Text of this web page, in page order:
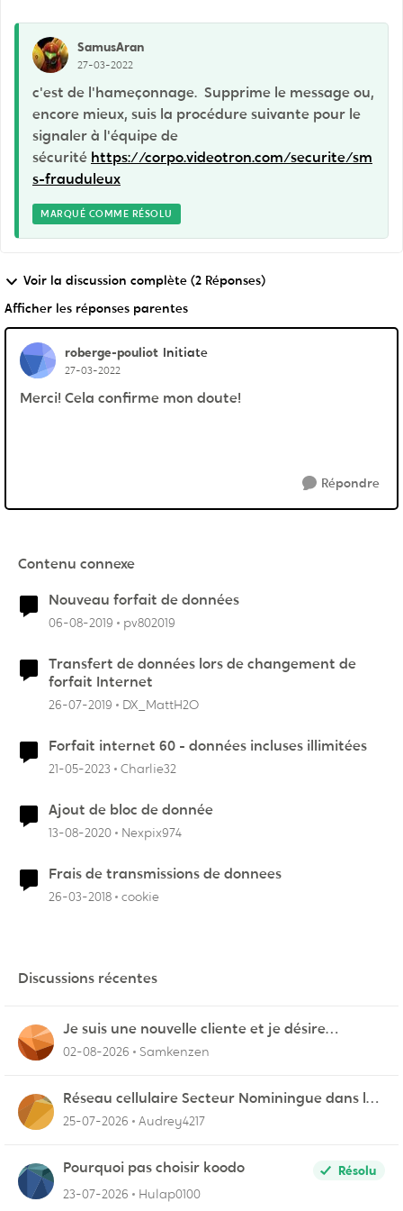
SamusAran
27-03-2022
c'est de l'hameçonnage. Supprime le message ou,
encore mieux, suis la procédure suivante pour le
signaler à l'équipe de
sécurité https://corpo.videotron.com/securite/sm
s-frauduleux
MARQUÉ COMME RÉSOLU
Voir la discussion complète (2 Réponses)
Afficher les réponses parentes
roberge-pouliot Initiate
27-03-2022
Merci! Cela confirme mon doute!
Répondre
Contenu connexe
Nouveau forfait de données
06-08-2019 pv802019
Transfert de données lors de changement de
forfait Internet
26-07-2019 DX_MattH2O
Forfait internet 60 - données incluses illimitées
21-05-2023 Charlie32
Ajout de bloc de donnée
13-08-2020 Nexpix974
Frais de transmissions de donnees
26-03-2018 cookie
Discussions récentes
Je suis une nouvelle cliente et je désire
connecter mon appareil sur videotron
02-08-2026 Samkenzen
Réseau cellulaire Secteur Nominingue dans les
Hautes-Laurentides instable
25-07-2026 Audrey4217
Pourquoi pas choisir koodo
Résolu
23-07-2026
Hulap0100